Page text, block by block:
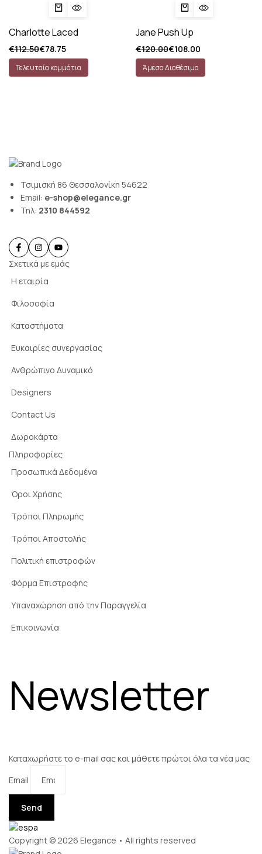
Charlotte Laced
€112.50
Original
price
was:
€112.50.
€78.75
Η
τρέχουσα
τιμή
είναι:
Τελευταία κομμάτια
Jane Push Up
€120.00
Original
price
was:
€120.00.
€108.00
Η
τρέχουσα
τιμή
είναι:
Άμεσα Διαθέσιμο
Τσιμισκή 86 Θεσσαλονίκη 54622
Email: e-shop@elegance.gr
Τηλ: 2310 844592
Σχετικά με εμάς
Η εταιρία
Φιλοσοφία
Καταστήματα
Ευκαιρίες συνεργασίας
Ανθρώπινο Δυναμικό
Designers
Contact Us
Δωροκάρτα
Πληροφορίες
Προσωπικά Δεδομένα
Όροι Χρήσης
Τρόποι Πληρωμής
Τρόποι Αποστολής
Πολιτική επιστροφών
Φόρμα Επιστροφής
Υπαναχώρηση από την Παραγγελία
Επικοινωνία
Newsletter
Καταχωρήστε το e-mail σας και μάθετε πρώτοι όλα τα νέα μας
Email
Send
Copyright © 2026 Elegance • All rights reserved